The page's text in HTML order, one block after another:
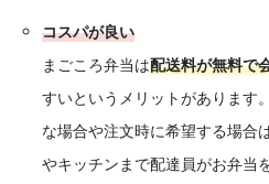
コスパが良い
まごころ弁当は配送料が無料で
すいというメリットがあります
な場合や注文時に希望する場合
やキッチンまで配達員がお弁当